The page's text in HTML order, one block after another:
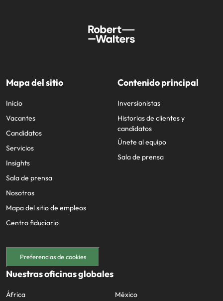
Mapa del sitio
Inicio
Vacantes
Candidatos
Servicios
Insights
Sala de prensa
Nosotros
Mapa del sitio de empleos
Centro fiduciario
Contenido principal
Inversionistas
Historias de clientes y
candidatos
Únete al equipo
Sala de prensa
Preferencias de cookies
Nuestras oficinas globales
África
México